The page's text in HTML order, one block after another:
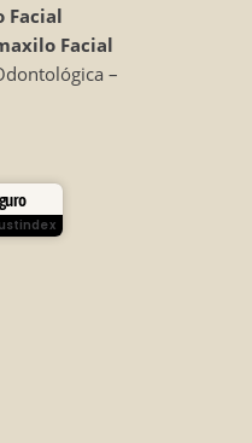
Facial
Facial
–